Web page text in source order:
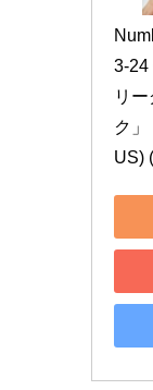
3-24
リ
ク
US)